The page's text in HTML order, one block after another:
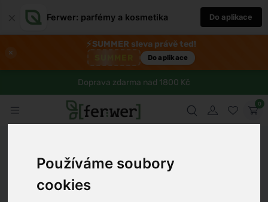
Používáme soubory
cookies
Ferwer: parfémy a kosmetika Do aplikace
×
⚡SUMMER sleva právě teď!
Do aplikace
Doprava zdarma nad 1800 Kč
0
připravit